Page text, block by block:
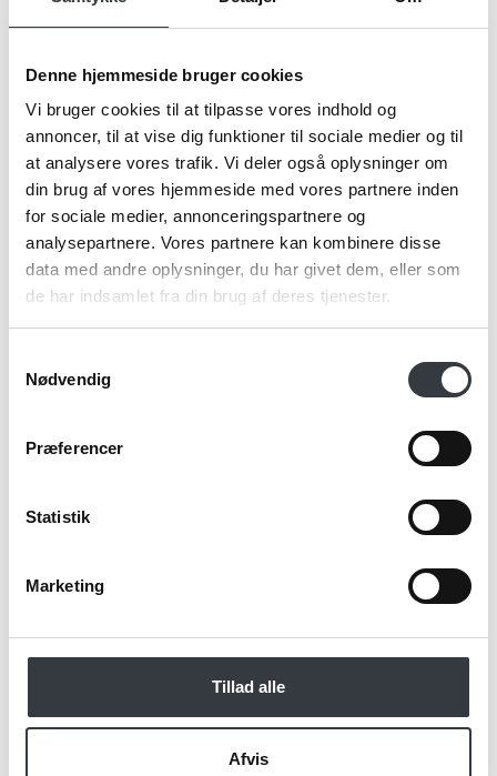
Denne hjemmeside bruger cookies
Vi bruger cookies til at tilpasse vores indhold og
annoncer, til at vise dig funktioner til sociale medier og til
at analysere vores trafik. Vi deler også oplysninger om
din brug af vores hjemmeside med vores partnere inden
for sociale medier, annonceringspartnere og
analysepartnere. Vores partnere kan kombinere disse
data med andre oplysninger, du har givet dem, eller som
de har indsamlet fra din brug af deres tjenester.
Nødvendig
Præferencer
Statistik
Marketing
Tillad alle
Afvis
Firma*
Telefonnr.*
Email*
Kommentar
Jeg bekræfter at have læst TE & KAFFE